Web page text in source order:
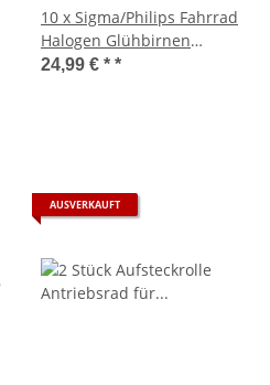
10 x Sigma/Philips Fahrrad
Halogen Glühbirnen
6V/2,4W/0,4A
24,99 € * *
AUSVERKAUFT